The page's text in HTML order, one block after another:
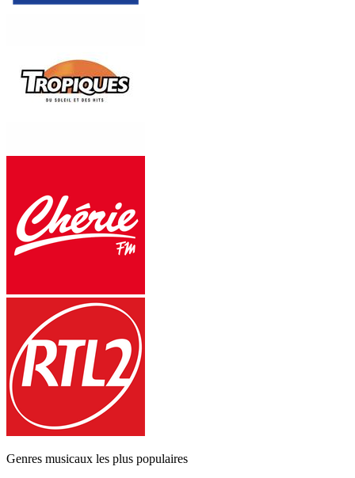
Genres musicaux les plus populaires